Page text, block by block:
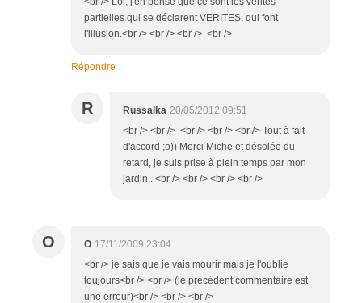
partielles qui se déclarent VERITES, qui font
l'illusion.<br /> <br /> <br /> <br />
Répondre
R Russalka 20/05/2012 09:51
<br /> <br /> <br /> <br /> <br /> Tout à fait
d'accord ;o)) Merci Miche et désolée du
retard, je suis prise à plein temps par mon
jardin...<br /> <br /> <br /> <br />
O O 17/11/2009 23:04
<br /> je sais que je vais mourir mais je l'oublie
toujours<br /> <br /> (le précédent commentaire est
une erreur)<br /> <br /> <br />